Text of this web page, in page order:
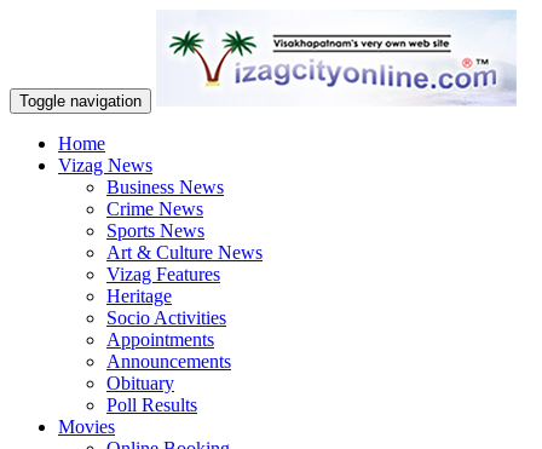
Toggle navigation
Home
Vizag News
Business News
Crime News
Sports News
Art & Culture News
Vizag Features
Heritage
Socio Activities
Appointments
Announcements
Obituary
Poll Results
Movies